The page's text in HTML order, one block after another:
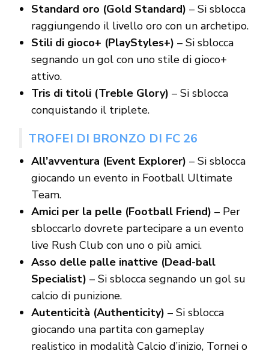
Standard oro (Gold Standard) – Si sblocca
raggiungendo il livello oro con un archetipo.
Stili di gioco+ (PlayStyles+) – Si sblocca
segnando un gol con uno stile di gioco+
attivo.
Tris di titoli (Treble Glory) – Si sblocca
conquistando il triplete.
TROFEI DI BRONZO DI FC 26
All’avventura (Event Explorer) – Si sblocca
giocando un evento in Football Ultimate
Team.
Amici per la pelle (Football Friend) – Per
sbloccarlo dovrete partecipare a un evento
live Rush Club con uno o più amici.
Asso delle palle inattive (Dead-ball
Specialist) – Si sblocca segnando un gol su
calcio di punizione.
Autenticità (Authenticity) – Si sblocca
giocando una partita con gameplay
realistico in modalità Calcio d’inizio, Tornei o